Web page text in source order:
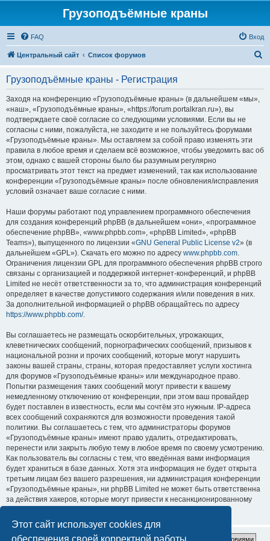
Этот сайт использует cookies для
обеспечения своей корректной работы.
Грузоподъёмные краны
FAQ Вход
Центральный сайт Список форумов
Грузоподъёмные краны - Регистрация
Заходя на конференцию «Грузоподъёмные краны» (в дальнейшем «мы»,
«наш», «Грузоподъёмные краны», «https://forum.portalkran.ru»), вы
подтверждаете своё согласие со следующими условиями. Если вы не
согласны с ними, пожалуйста, не заходите и не пользуйтесь форумами
«Грузоподъёмные краны». Мы оставляем за собой право изменять эти
правила в любое время и сделаем всё возможное, чтобы уведомить вас об
этом, однако с вашей стороны было бы разумным регулярно
просматривать этот текст на предмет изменений, так как использование
конференции «Грузоподъёмные краны» после обновления/исправления
условий означает ваше согласие с ними.
Наши форумы работают под управлением программного обеспечения
для создания конференций phpBB (в дальнейшем «они», «программное
обеспечение phpBB», «www.phpbb.com», «phpBB Limited», «phpBB
Teams»), выпущенного по лицензии «GNU General Public License v2» (в
дальнейшем «GPL»). Скачать его можно по адресу www.phpbb.com.
Ограничения лицензии GPL для программного обеспечения phpBB строго
связаны с организацией и поддержкой интернет-конференций, и phpBB
Limited не несёт ответственности за то, что администрация конференций
определяет в качестве допустимого содержания и/или поведения в них.
За дополнительной информацией о phpBB обращайтесь по адресу
https://www.phpbb.com/.
Вы соглашаетесь не размещать оскорбительных, угрожающих,
клеветнических сообщений, порнографических сообщений, призывов к
национальной розни и прочих сообщений, которые могут нарушить
законы вашей страны, страны, которая предоставляет услуги хостинга
для форумов «Грузоподъёмные краны» или международное право.
Попытки размещения таких сообщений могут привести к вашему
немедленному отключению от конференции, при этом ваш провайдер
будет поставлен в известность, если мы сочтём это нужным. IP-адреса
всех сообщений сохраняются для возможности проведения такой
политики. Вы соглашаетесь с тем, что администраторы форумов
«Грузоподъёмные краны» имеют право удалить, отредактировать,
перенести или закрыть любую тему в любое время по своему усмотрению.
Как пользователь вы согласны с тем, что введённая вами информация
будет храниться в базе данных. Хотя эта информация не будет открыта
третьим лицам без вашего разрешения, ни администрация конференции
«Грузоподъёмные краны», ни phpBB Limited не может быть ответственна
за действия хакеров, которые могут привести к несанкционированному